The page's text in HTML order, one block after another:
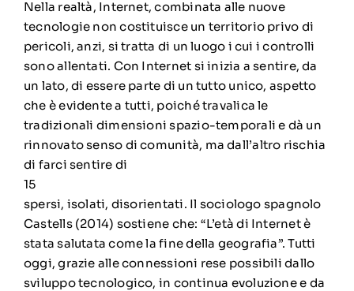
Nella realtà, Internet, combinata alle nuove
tecnologie non costituisce un territorio privo di
pericoli, anzi, si tratta di un luogo i cui i controlli
sono allentati. Con Internet si inizia a sentire, da
un lato, di essere parte di un tutto unico, aspetto
che è evidente a tutti, poiché travalica le
tradizionali dimensioni spazio-temporali e dà un
rinnovato senso di comunità, ma dall’altro rischia
di farci sentire di
15
spersi, isolati, disorientati. Il sociologo spagnolo
Castells (2014) sostiene che: “L’età di Internet è
stata salutata come la fine della geografia”. Tutti
oggi, grazie alle connessioni rese possibili dallo
sviluppo tecnologico, in continua evoluzione e da